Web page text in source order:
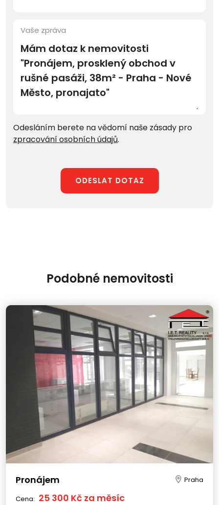
Vaše zpráva
Odesláním berete na vědomí naše zásady pro
zpracování osobních údajů.
ODESLAT DOTAZ
Podobné nemovitosti
Pronájem Praha
Cena: 25 300 Kč za měsíc